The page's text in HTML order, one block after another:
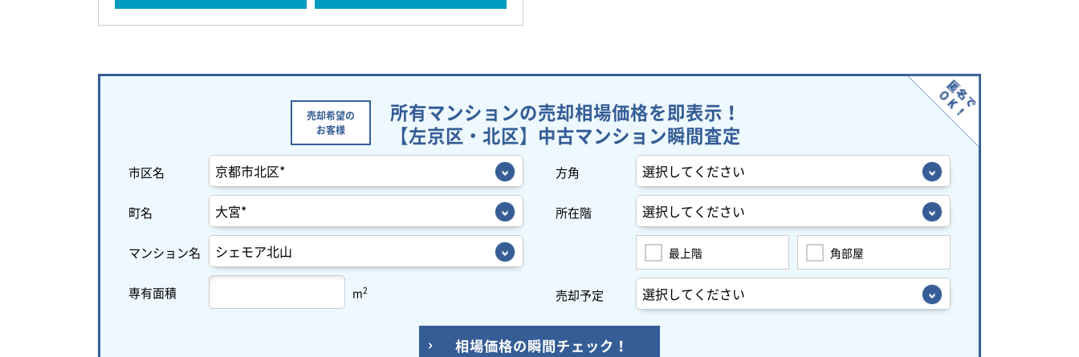
売却希望の
お客様
所有マンションの売却相場価格を即表示！
【左京区・北区】中古マンション瞬間査定
市区名
町名
マンション名
専有面積 m2
方角
所在階
最上階 角部屋
売却予定
相場価格の瞬間チェック！